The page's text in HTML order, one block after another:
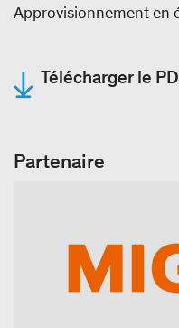
Approvisionnement en
Télécharger le
Partenaire